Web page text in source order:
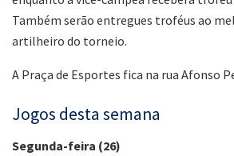
Também serão entregues troféus ao
artilheiro do torneio.
A Praça de Esportes fica na rua Afonso
Jogos desta semana
Segunda-feira (26)